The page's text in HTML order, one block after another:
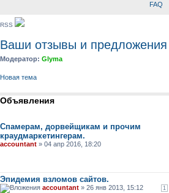
FAQ
RSS
Ваши отзывы и предложения
Модератор: Glyma
Новая тема
Объявления
Спамерам, дорвейщикам и прочим
краудмаркетингерам.
accountant » 04 апр 2016, 18:20
Эпидемия взломов сайтов.
1
accountant » 26 янв 2013, 15:12